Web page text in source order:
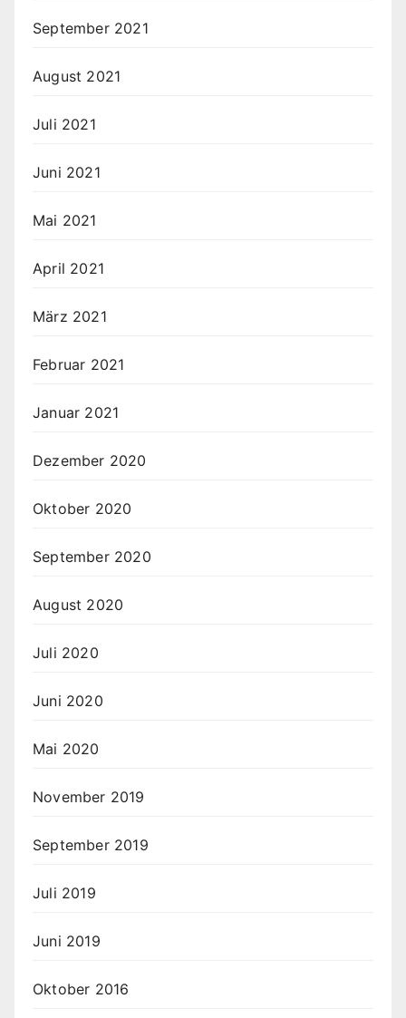
September 2021
August 2021
Juli 2021
Juni 2021
Mai 2021
April 2021
März 2021
Februar 2021
Januar 2021
Dezember 2020
Oktober 2020
September 2020
August 2020
Juli 2020
Juni 2020
Mai 2020
November 2019
September 2019
Juli 2019
Juni 2019
Oktober 2016